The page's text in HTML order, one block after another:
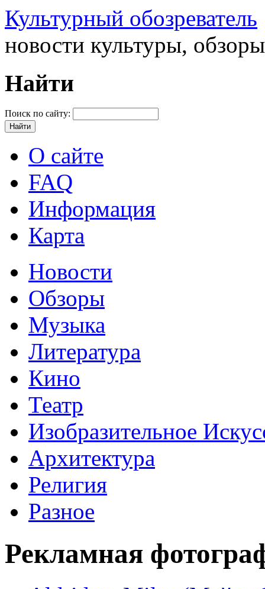
Культурный обозреватель
новости культуры,
Найти
Поиск по сайту:
О сайте
FAQ
Информация
Карта
Новости
Обзоры
Музыка
Литература
Кино
Театр
Изобразительное
Архитектура
Религия
Разное
Рекламная